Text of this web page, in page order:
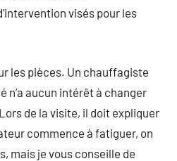
visés pour les
les pièces. Un chauffagiste
n’a aucun intérêt à changer
de la visite, il doit expliquer
commence à fatiguer, on
mais je vous conseille de